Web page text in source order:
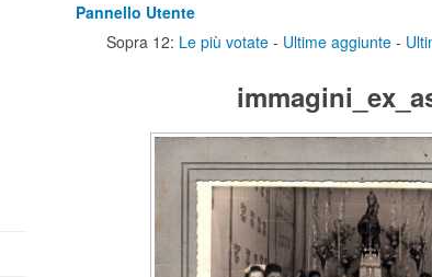
Pannello Utente
Sopra 12: Le più votate - Ultime aggiunte -